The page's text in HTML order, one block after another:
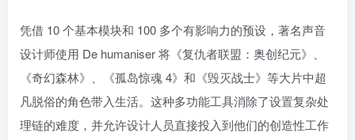
凭借 10 个基本模块和 100 多个有影响力的预设，著名声音
设计师使用 De humaniser 将《复仇者联盟：奥创纪元》、
《奇幻森林》、《孤岛惊魂 4》和《毁灭战士》等大片中超
凡脱俗的角色带入生活。这种多功能工具消除了设置复杂处
理链的难度，并允许设计人员直接投入到他们的创造性工作